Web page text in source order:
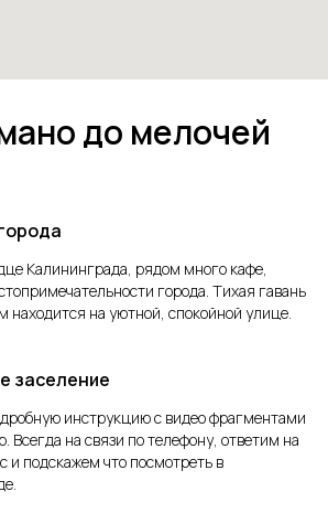
до мелочей
Калининграда, рядом много кафе,
города. Тихая гавань
находится на уютной, спокойной улице.
заселение
инструкцию с видео фрагментами
Всегда на связи по телефону, ответим на
и подскажем что посмотреть в